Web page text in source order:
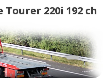
plastiques:3aiment
:1n'aime pas
à l'avant)
220i 192 ch